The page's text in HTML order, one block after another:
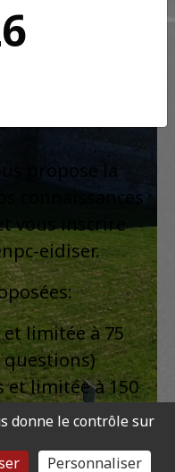
donne le contrôle sur
Personnaliser
un
en cas de
propose la
connaissances
vous inscrire
eidiser.
limitée à 75
questions)
limitée à 150
)